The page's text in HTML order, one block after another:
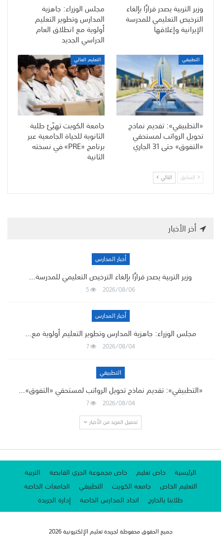
وزير التربية يصدر قرارًا بإلغاء
الترخيص التعليمي للمدرسة
الإيرانية وإغلاقها
مجلس الوزراء: جاهزية
المدارس وتطوير التعليم
أولوية مع انطلاق العام
الدراسي الجديد
التطبيقي
«التطبيقي»: تقديم نماذج
تحويل الرواتب لمستحقي
«التفوق» حتى 31 الجاري
التعليم العالي
جامعة الكويت تهيّئ طلبة
الثانوية للحياة الجامعية عبر
برنامج «PRE» في نسخته
الثانية
السابق التالي
أخر الأخبار
أخبار المدارس
وزير التربية يصدر قرارًا بإلغاء الترخيص التعليمي للمدرسة…
2026/08/06
5
أخبار المدارس
مجلس الوزراء: جاهزية المدارس وتطوير التعليم أولوية مع…
2026/08/04
7
التطبيقي
«التطبيقي»: تقديم نماذج تحويل الرواتب لمستحقي «التفوق»…
2026/08/04
7
تحميل المزيد من الأخبار
الرئيسية خاص تعليم خاص مجموعة الجري القابضة
التربية
التعليم الخاص
جامعة الكويت التطبيقي
الجامعات الخاصة
طلابنا بالخارج
اتحاد المدارس الخاصة إدارة الجريدة
جميع الحقوق محفوظة لجريدة تعليم الإلكترونية 2026